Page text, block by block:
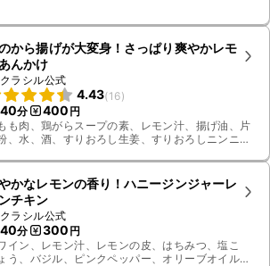
から揚げが大変身！さっぱり爽やかレモ
んかけ
クラシル公式
4.43(16)
40分 400 円
も肉、鶏がらスープの素、レモン汁、揚げ油、片
、水、酒、すりおろし生姜、すりおろしニンニ
かなレモンの香り！ハニージンジャーレ
チキン
クラシル公式
40分 300 円
イン、レモン汁、レモンの皮、はちみつ、塩こ
う、バジル、ピンクペッパー、オリーブオイル、